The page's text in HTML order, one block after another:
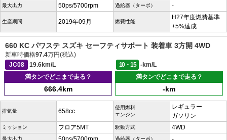
最大出力 50ps/5700rpm 過給器（ターボ） -
生産期間 2019年09月 燃費性能
H27年度燃費基準
+5%達成
660 KC パワステ スズキ セーフティサポート 装着車 3方開 4WD
新車時価格97.4万円(税込)
JC08
19.6km/L 10・15
-km/L
満タンでどこまで走る？
666.4km
満タンでどこまで走る？
-km
排気量 658cc
使用燃料
エンジン
レギュラー
ガソリン
ミッション フロア5MT 駆動方式 4WD
最大出力 過給器（ターボ）